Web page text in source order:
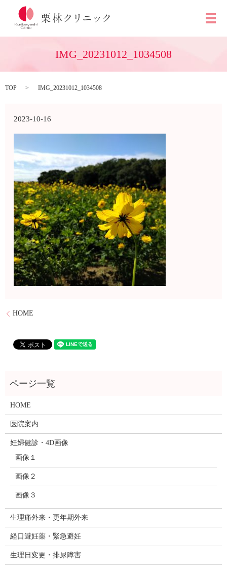
メ
IMG_20231012_1034508
TOP IMG_20231012_1034508
2023-10-16
HOME
HOME
医院案内
妊婦健診・4D画像
画像１
画像２
画像３
生理痛外来・更年期外来
経口避妊薬・緊急避妊
生理日変更・排尿障害